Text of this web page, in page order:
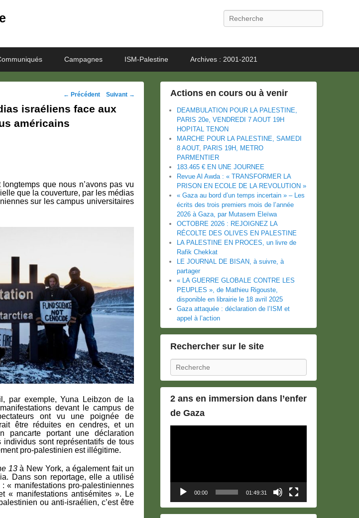
Recherche
Campagnes ISM-Palestine Archives : 2001-2021
Navigation
des
← Précédent Suivant →
israéliens face aux
américains
que nous n’avons pas vu
que la couverture, par les médias
sur les campus universitaires
par exemple, Yuna Leibzon de la
devant le campus de
ont vu une poignée de
être réduites en cendres, et un
pancarte portant une déclaration
individus sont représentatifs de tous
pro-palestinien est illégitime.
13à New York, a également fait un
Dans son reportage, elle a utilisé
« manifestations pro-palestiniennes
« manifestations antisémites ». Le
ou anti-israélien, c’est être
Actions en cours ou à venir
DEAMBULATION POUR LA PALESTINE,
PARIS 20e, VENDREDI 7 AOUT 19H
HOPITAL TENON
MARCHE POUR LA PALESTINE, SAMEDI
8 AOUT, PARIS 19H, METRO
PARMENTIER
183.465 € EN UNE JOURNEE
Revue Al Awda : « TRANSFORMER LA
PRISON EN ECOLE DE LA REVOLUTION »
« Gaza au bord d’un temps incertain » – Les
écrits des trois premiers mois de l’année
2026 à Gaza, par Mutasem Eleïwa
OCTOBRE 2026 : REJOIGNEZ LA
RÉCOLTE DES OLIVES EN PALESTINE
LA PALESTINE EN PROCES, un livre de
Rafik Chekkat
LE JOURNAL DE BISAN, à suivre, à
partager
« LA GUERRE GLOBALE CONTRE LES
PEUPLES », de Mathieu Rigouste,
disponible en librairie le 18 avril 2025
Gaza attaquée : déclaration de l’ISM et
appel à l’action
Rechercher sur le site
Recherche
2 ans en immersion dans l’enfer
de Gaza
00:00 01:49:31